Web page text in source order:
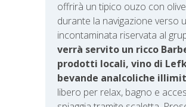
offrirà un tipico ouzo con
durante la navigazione verso
incontaminata riservata al
verrà servito un ricco
prodotti locali, vino di
bevande analcoliche
libero per relax, bagno e